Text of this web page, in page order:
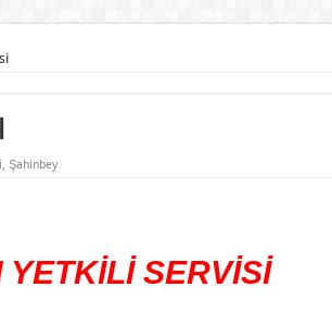
, Şahinbey
SERVİSİ